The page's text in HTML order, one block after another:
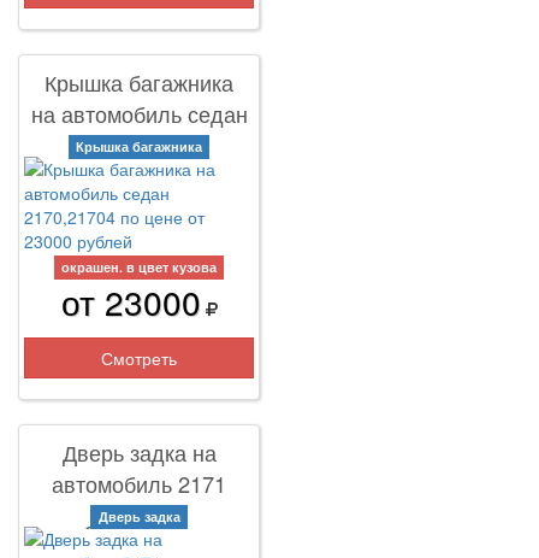
Крышка багажника
на автомобиль седан
2170,21704
Крышка багажника
окрашен. в цвет кузова
от 23000
Смотреть
Дверь задка на
автомобиль 2171
универсал
Дверь задка